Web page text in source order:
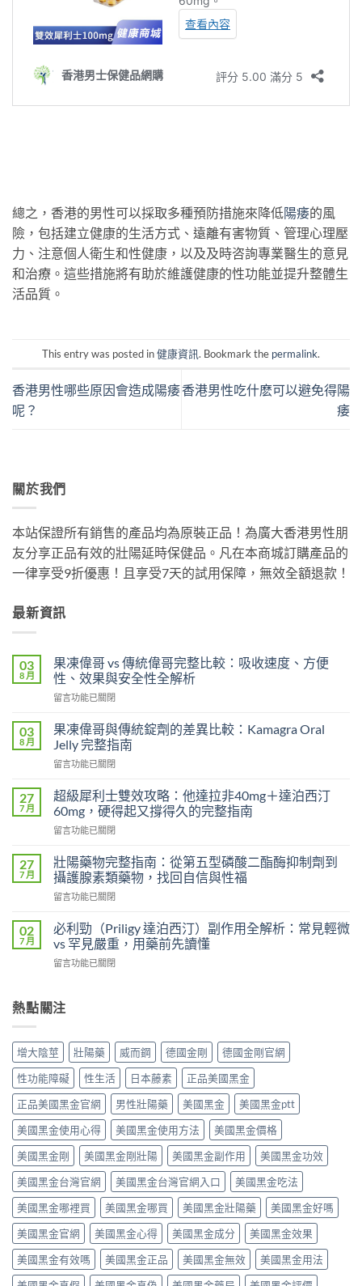
總之，香港的男性可以採取多種預防措施來降低陽痿的風
險，包括建立健康的生活方式、遠離有害物質、管理心理壓
力、注意個人衛生和性健康，以及及時咨詢專業醫生的意見
和治療。這些措施將有助於維護健康的性功能並提升整體生
活品質。
This entry was posted in健康資訊. Bookmark the permalink.
香港男性哪些原因會造成陽痿
呢？
香港男性吃什麽可以避免得陽
痿
關於我們
本站保證所有銷售的產品均為原裝正品！為廣大香港男性朋
友分享正品有效的壯陽延時保健品。凡在本商城訂購產品的
一律享受9折優惠！且享受7天的試用保障，無效全額退款！
最新資訊
03
8 月
果凍偉哥 vs 傳統偉哥完整比較：吸收速度、方便
性、效果與安全性全解析
在
凍
偉
哥
vs
統
偉
完
比
較：
收
度、
方
便
果
與
全
性
全
解
析〉
中
留言功能已關閉
03
8 月
果凍偉哥與傳統錠劑的差異比較：Kamagra Oral
Jelly 完整指南
在
凍
偉
哥
與
統
錠
劑
的
異
比
Kamagra
完
南〉
中
留言功能已關閉
27
7 月
超級犀利士雙效攻略：他達拉非40mg＋達泊西汀
60mg，硬得起又撐得久的完整指南
在
級
犀
利
士
效
他
非
達
泊
西
汀
60mg，
硬
得
起
又
撐
得
久
的
完
整
指
南〉
中
留言功能已關閉
27
7 月
壯陽藥物完整指南：從第五型磷酸二酯酶抑制劑到
攝護腺素類藥物，找回自信與性福
在
陽
藥
物
完
南：
五
型
磷
酸
二
酯
酶
抑
制
劑
到
攝
護
腺
素
類
藥
物，
留言功能已關閉
02
7 月
必利勁（Priligy 達泊西汀）副作用全解析：常見輕微
vs 罕見嚴重，用藥前先讀懂
在
勁
（Priligy
泊
西
汀）
副
作
用
全
解
析：
常
見
輕
微
vs
罕
見
嚴
重，
留言功能已關閉
熱點關注
增大陰莖 壯陽藥 威而鋼 德國金剛
德國金剛官網
性功能障礙
性生活 日本藤素
正品美國黑金
正品美國黑金官網
男性壯陽藥 美國黑金
美國黑金ptt
美國黑金使用心得
美國黑金使用方法
美國黑金價格
美國黑金剛
美國黑金剛壯陽 美國黑金副作用
美國黑金功效
美國黑金台灣官網
美國黑金台灣官網入口
美國黑金吃法
美國黑金哪裡買
美國黑金哪買 美國黑金壯陽藥
美國黑金好嗎
美國黑金官網
美國黑金心得 美國黑金成分
美國黑金效果
美國黑金有效嗎
美國黑金正品 美國黑金無效
美國黑金用法